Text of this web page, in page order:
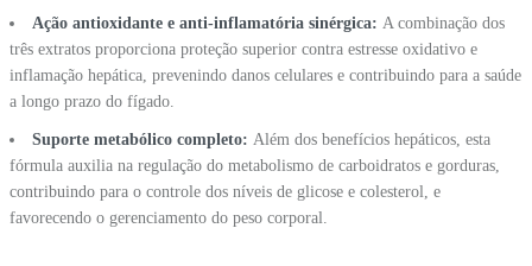
Ação antioxidante e anti-inflamatória sinérgica: A combinação dos
três extratos proporciona proteção superior contra estresse oxidativo e
inflamação hepática, prevenindo danos celulares e contribuindo para a saúde
a longo prazo do fígado.
Suporte metabólico completo: Além dos benefícios hepáticos, esta
fórmula auxilia na regulação do metabolismo de carboidratos e gorduras,
contribuindo para o controle dos níveis de glicose e colesterol, e
favorecendo o gerenciamento do peso corporal.